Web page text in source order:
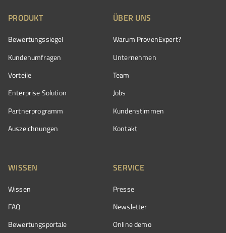
PRODUKT
Bewertungssiegel
Kundenumfragen
Vorteile
Enterprise Solution
Partnerprogramm
Auszeichnungen
ÜBER UNS
Warum ProvenExpert?
Unternehmen
Team
Jobs
Kundenstimmen
Kontakt
WISSEN
Wissen
FAQ
Bewertungsportale
SERVICE
Presse
Newsletter
Online demo